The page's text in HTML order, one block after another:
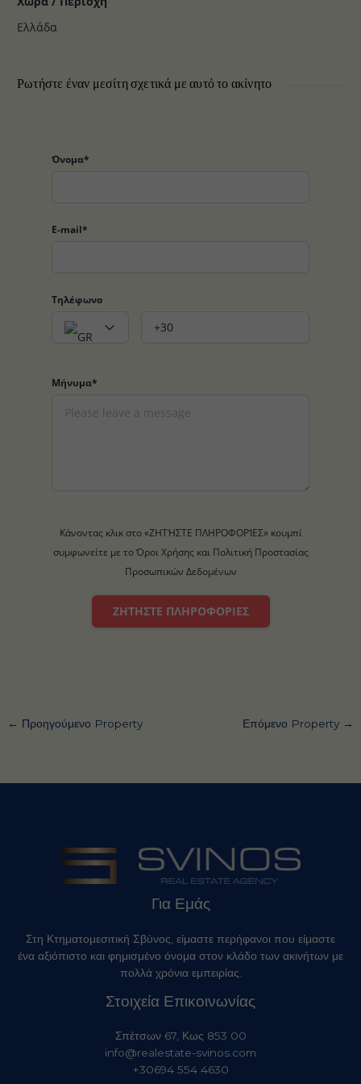
Ελλάδα
Ρωτήστε έναν μεσίτη σχετικά με αυτό το ακίνητο
Όνομα*
E-mail*
Τηλέφωνο
Μήνυμα*
Κάνοντας κλικ στο «ΖΗΤΉΣΤΕ ΠΛΗΡΟΦΟΡΊΕΣ» κουμπί
συμφωνείτε με το Όροι Χρήσης και Πολιτική Προστασίας
Προσωπικών Δεδομένων
ΖΗΤΉΣΤΕ ΠΛΗΡΟΦΟΡΊΕΣ
← Προηγούμενο Property Επόμενο Property →
Για Εμάς
Στη Κτηματομεσιτική Σβύνος, είμαστε περήφανοι που είμαστε
ένα αξιόπιστο και φημισμένο όνομα στον κλάδο των ακινήτων με
πολλά χρόνια εμπειρίας.
Στοιχεία Επικοινωνίας
Σπέτσων 67, Κως 853 00
info@realestate-svinos.com
+30694 554 4630